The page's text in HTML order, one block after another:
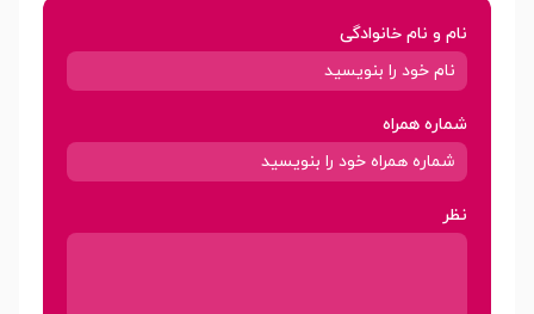
نام و نام خانوادگی
شماره همراه
نظر